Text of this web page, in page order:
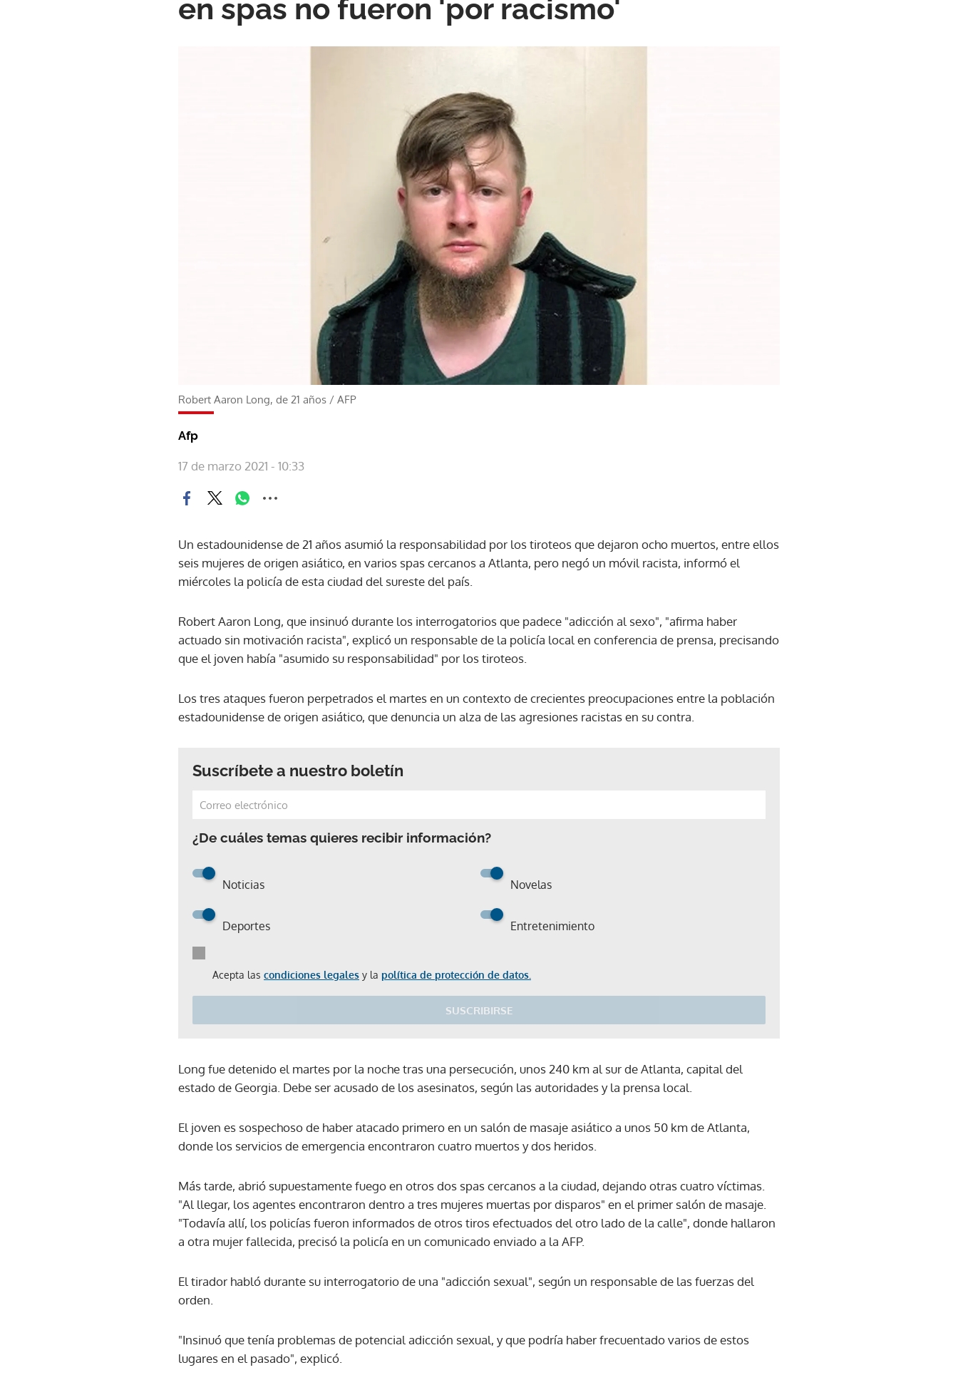
en spas no fueron 'por racismo'
Robert Aaron Long, de 21 años / AFP
Afp
17 de marzo 2021 - 10:33
Un estadounidense de 21 años asumió la responsabilidad por los tiroteos que dejaron ocho muertos, entre ellos
seis mujeres de origen asiático, en varios spas cercanos a Atlanta, pero negó un móvil racista, informó el
miércoles la policía de esta ciudad del sureste del país.
Robert Aaron Long, que insinuó durante los interrogatorios que padece "adicción al sexo", "afirma haber
actuado sin motivación racista", explicó un responsable de la policía local en conferencia de prensa, precisando
que el joven había "asumido su responsabilidad" por los tiroteos.
Los tres ataques fueron perpetrados el martes en un contexto de crecientes preocupaciones entre la población
estadounidense de origen asiático, que denuncia un alza de las agresiones racistas en su contra.
Suscríbete a nuestro boletín
¿De cuáles temas quieres recibir información?
Noticias Novelas
Deportes Entretenimiento
Acepta las condiciones legales y la política de protección de datos.
SUSCRIBIRSE
Long fue detenido el martes por la noche tras una persecución, unos 240 km al sur de Atlanta, capital del
estado de Georgia. Debe ser acusado de los asesinatos, según las autoridades y la prensa local.
El joven es sospechoso de haber atacado primero en un salón de masaje asiático a unos 50 km de Atlanta,
donde los servicios de emergencia encontraron cuatro muertos y dos heridos.
Más tarde, abrió supuestamente fuego en otros dos spas cercanos a la ciudad, dejando otras cuatro víctimas.
"Al llegar, los agentes encontraron dentro a tres mujeres muertas por disparos" en el primer salón de masaje.
"Todavía allí, los policías fueron informados de otros tiros efectuados del otro lado de la calle", donde hallaron
a otra mujer fallecida, precisó la policía en un comunicado enviado a la AFP.
El tirador habló durante su interrogatorio de una "adicción sexual", según un responsable de las fuerzas del
orden.
"Insinuó que tenía problemas de potencial adicción sexual, y que podría haber frecuentado varios de estos
lugares en el pasado", explicó.